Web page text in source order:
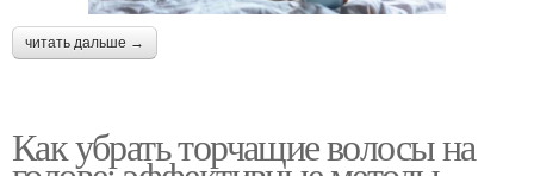
читать дальше →
Как убрать торчащие волосы на